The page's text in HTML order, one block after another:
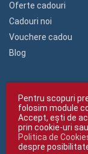
Oferte cadouri
Cadouri noi
Vouchere cadou
Blog
Copyright ©
giftexpress.ro aparține
Pentru scopuri
folosim module
Accept, ești de
prin cookie-uri
Politica de
despre